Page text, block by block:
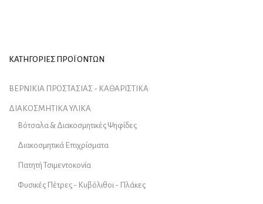
ΚΑΤΗΓΟΡΙΕΣ ΠΡΟΪΟΝΤΩΝ
ΒΕΡΝΙΚΙΑ ΠΡΟΣΤΑΣΙΑΣ - ΚΑΘΑΡΙΣΤΙΚΑ
ΔΙΑΚΟΣΜΗΤΙΚΑ ΥΛΙΚΑ
Βότσαλα & Διακοσμητικές Ψηφίδες
Διακοσμητικά Επιχρίσματα
Πατητή Τσιμεντοκονία
Φυσικές Πέτρες - Κυβόλιθοι - Πλάκες